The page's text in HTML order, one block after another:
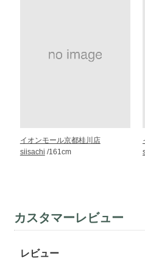
イオンモール京都桂川店
siisachi /161cm
カスタマーレビュー